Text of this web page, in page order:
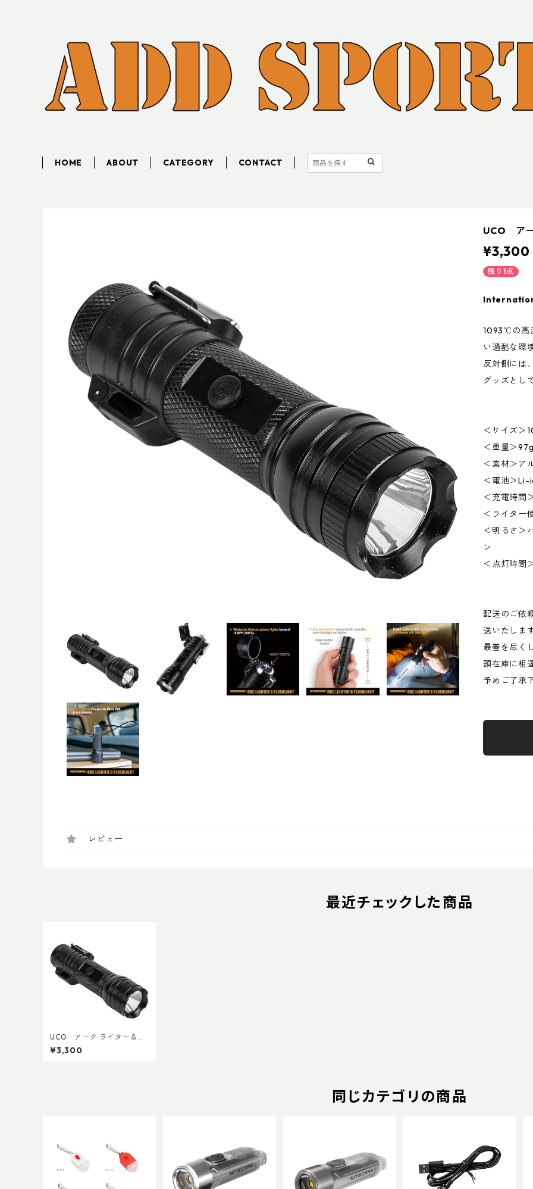
HOME ABOUT CATEGORY CONTACT
UCO アー
¥3,300
残り1点
1093℃の高
い過酷な環
反対側には
グッズとし
＜サイズ＞
＜重量＞97g
＜素材＞ア
＜電池＞Li-
＜充電時間
＜ライター
＜明るさ＞
ン
＜点灯時間
配送のご依
送いたしま
最善を尽く
頭在庫に相
予めご了承
レビュー
最近チェックした商品
UCO アーク ライター＆フ
ラッシュライト
¥3,300
同じカテゴリの商品